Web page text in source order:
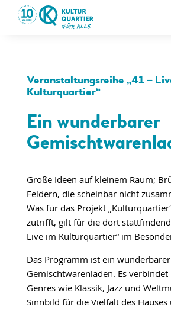
Veranstaltungsreihe „41 –
Kulturquartier“
Ein wunderbarer
Große Ideen auf kleinem Raum;
Feldern, die scheinbar nicht
Was für das Projekt
zutrifft, gilt für die dort
Live im Kulturquartier“ im
Das Programm ist ein wunderbarer
Gemischtwarenladen. Es
Genres wie Klassik, Jazz und
Sinnbild für die Vielfalt des